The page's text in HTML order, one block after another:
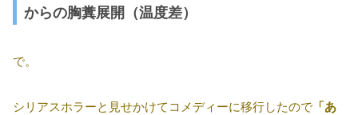
からの胸糞展開（温度差）
で。
シリアスホラーと見せかけてコメディーに移行したので 「あ